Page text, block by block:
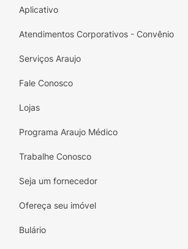
Aplicativo
Atendimentos Corporativos - Convênio
Serviços Araujo
Fale Conosco
Lojas
Programa Araujo Médico
Trabalhe Conosco
Seja um fornecedor
Ofereça seu imóvel
Bulário